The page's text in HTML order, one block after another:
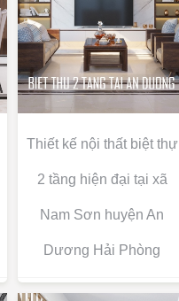
Thiết kế nội thất biệt thự
2 tầng hiện đại tại xã
Nam Sơn huyện An
Dương Hải Phòng